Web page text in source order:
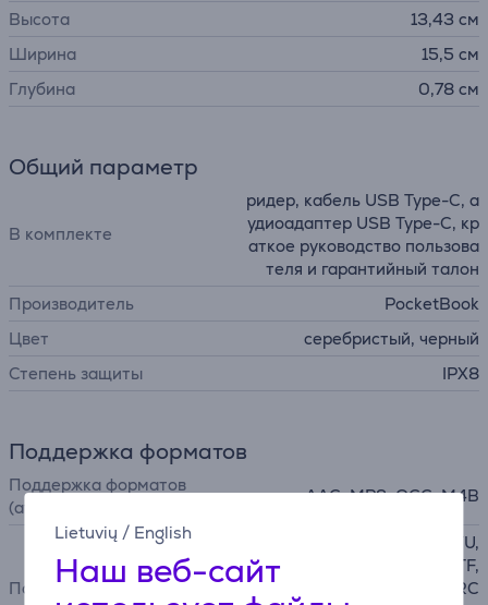
Lietuvių / English
Наш веб-сайт
Высота
13,43 см
Ширина
15,5 см
Глубина
0,78 см
Общий параметр
В комплекте
ридер, кабель USB Type-C, а
удиоадаптер USB Type-C, кр
аткое руководство пользова
теля и гарантийный талон
Производитель
PocketBook
Цвет
серебристый, черный
Степень защиты
IPX8
Поддержка форматов
Поддержка форматов
(аудио)
AAC, MP3, OGG, M4B
Поддержка форматов (текст)
PDF, TXT, DOC, EPUB, DJVU,
HTML, FB2, CHM, MOBI, RTF,
EPUB DRM, PDF DRM, PRC